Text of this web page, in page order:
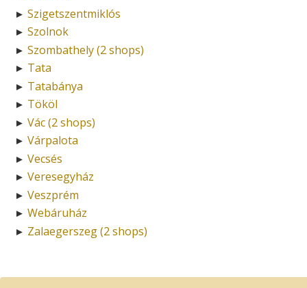
► Szigetszentmiklós
► Szolnok
► Szombathely (2 shops)
► Tata
► Tatabánya
► Tököl
► Vác (2 shops)
► Várpalota
► Vecsés
► Veresegyház
► Veszprém
► Webáruház
► Zalaegerszeg (2 shops)